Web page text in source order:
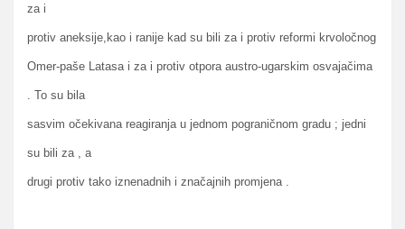
za i
protiv aneksije,kao i ranije kad su bili za i protiv reformi krvoločnog
Omer-paše Latasa i za i protiv otpora austro-ugarskim osvajačima
. To su bila
sasvim očekivana reagiranja u jednom pograničnom gradu ; jedni
su bili za , a
drugi protiv tako iznenadnih i značajnih promjena .